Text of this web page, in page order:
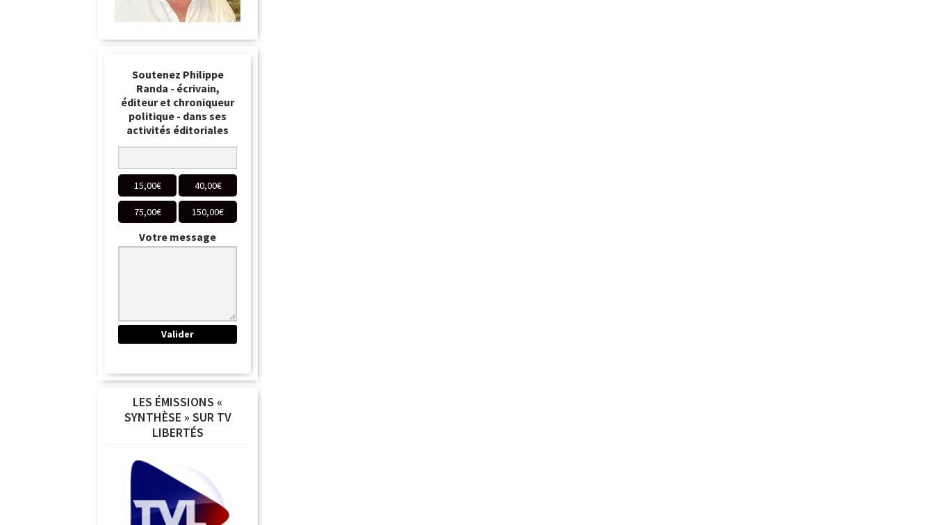
Soutenez Philippe
Randa - écrivain,
éditeur et chroniqueur
politique - dans ses
activités éditoriales
15,00€ 40,00€
75,00€ 150,00€
Votre message
LES ÉMISSIONS «
SYNTHÈSE » SUR TV
LIBERTÉS